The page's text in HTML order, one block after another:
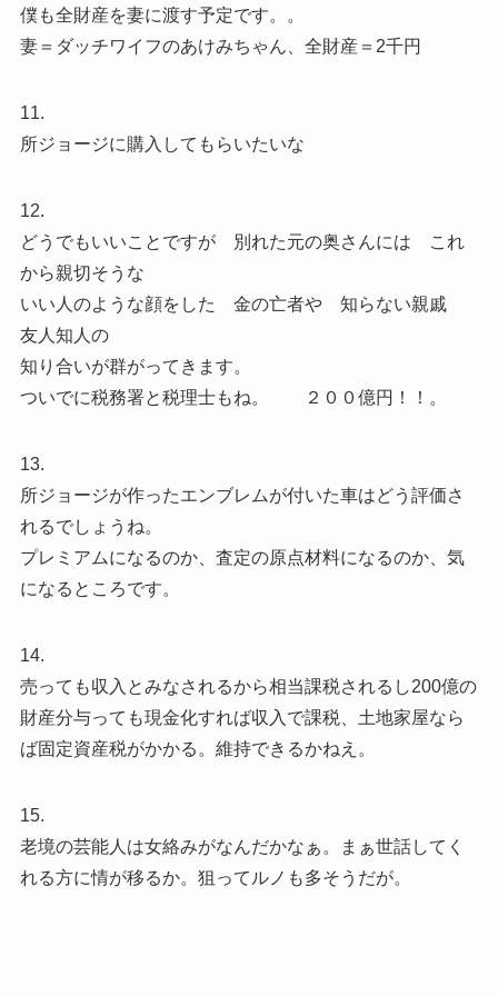
僕も全財産を妻に渡す予定です。。
妻＝ダッチワイフのあけみちゃん、全財産＝2千円
11.
所ジョージに購入してもらいたいな
12.
どうでもいいことですが 別れた元の奥さんには これ
から親切そうな
いい人のような顔をした 金の亡者や 知らない親戚
友人知人の
知り合いが群がってきます。
ついでに税務署と税理士もね。 ２００億円！！。
13.
所ジョージが作ったエンブレムが付いた車はどう評価さ
れるでしょうね。
プレミアムになるのか、査定の原点材料になるのか、気
になるところです。
14.
売っても収入とみなされるから相当課税されるし200億の
財産分与っても現金化すれば収入で課税、土地家屋なら
ば固定資産税がかかる。維持できるかねえ。
15.
老境の芸能人は女絡みがなんだかなぁ。まぁ世話してく
れる方に情が移るか。狙ってルノも多そうだが。